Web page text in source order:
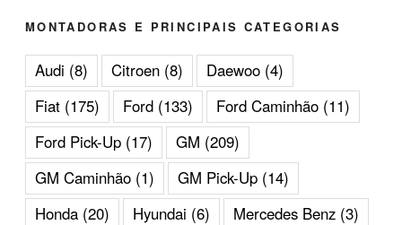
MONTADORAS E PRINCIPAIS CATEGORIAS
Audi (8) Citroen (8) Daewoo (4)
Fiat (175) Ford (133) Ford Caminhão (11)
Ford Pick-Up (17) GM (209)
GM Caminhão (1) GM Pick-Up (14)
Honda (20) Hyundai (6) Mercedes Benz (3)